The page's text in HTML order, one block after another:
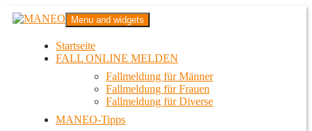
Zum
InhaltMANEO
Das schwule Anti-Gewalt-Projekt in Berlin
Menu and widgets
Startseite
FALL ONLINE MELDEN
Fallmeldung für Männer
Fallmeldung für Frauen
Fallmeldung für Diverse
MANEO-Tipps